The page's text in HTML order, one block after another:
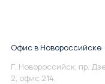
Офис в Новороссийске
Г. Новороссийск, пр.
2, офис 214.